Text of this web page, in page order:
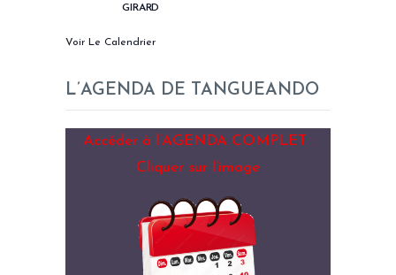
GIRARD
Voir Le Calendrier
L’AGENDA DE TANGUEANDO
Accéder à l’AGENDA COMPLET :
Cliquer sur l’image